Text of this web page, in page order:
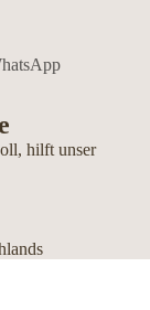
hilft unser